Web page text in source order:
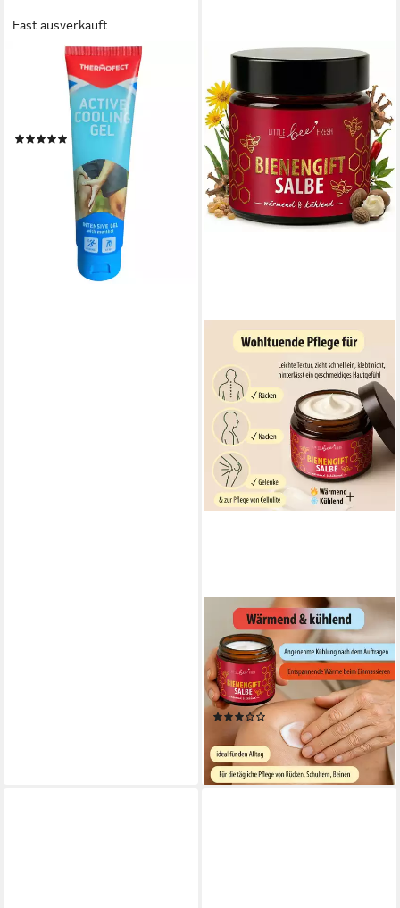
Fast ausverkauft
SPECTRUM
Körpercreme Active
kühlendes Gel 150 ml
Muskeln Kühlgel Menthol Gel
(5)
UVP 12,95 €
lieferbar - in 5-6 Werktagen bei dir
LITTLE BEE FRESH
Körpercreme Bienengiftsalbe
(wärmend & kühlend)
wohltuende Pflege Rücken &
Gelenke, 1-tlg., mit echtem
Bienengift (4)
ab 24,90 €
(498,00 €/ 1 l)
lieferbar - in 3-4 Werktagen bei dir